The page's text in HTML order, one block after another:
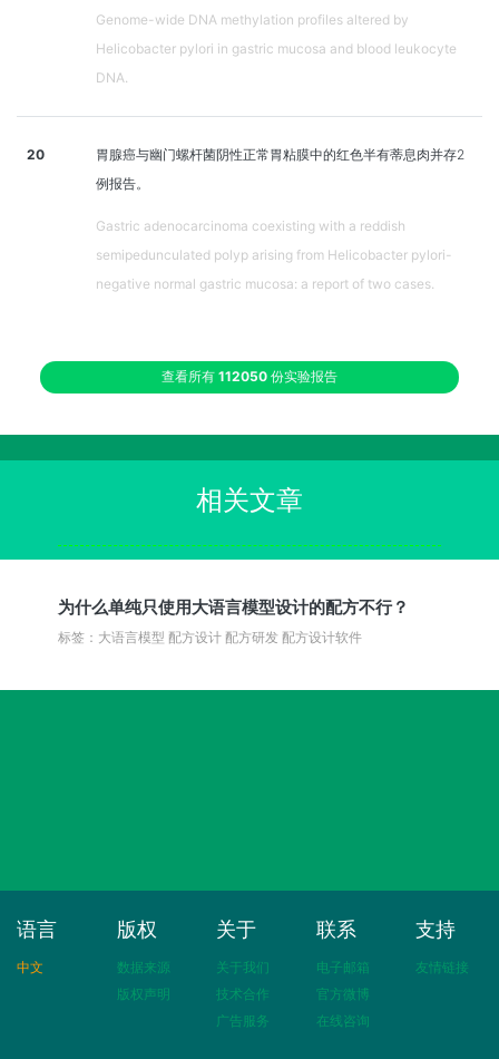
Genome-wide DNA methylation profiles altered by
Helicobacter pylori in gastric mucosa and blood leukocyte
DNA.
20
胃腺癌与幽门螺杆菌阴性正常胃粘膜中的红色半有蒂息肉并存2
例报告。
Gastric adenocarcinoma coexisting with a reddish
semipedunculated polyp arising from Helicobacter pylori-
negative normal gastric mucosa: a report of two cases.
查看所有 112050 份实验报告
相关文章
为什么单纯只使用大语言模型设计的配方不行？
标签：大语言模型 配方设计 配方研发 配方设计软件
语言
中文
版权
数据来源
版权声明
关于
关于我们
技术合作
广告服务
联系
电子邮箱
官方微博
在线咨询
支持
友情链接